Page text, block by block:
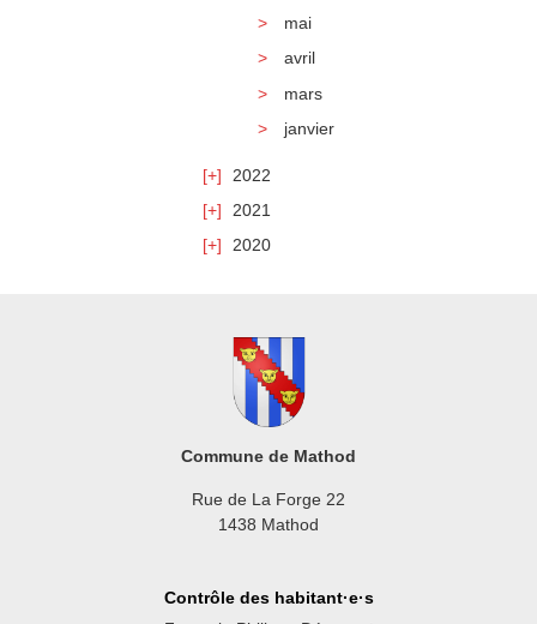
mai
avril
mars
janvier
2022
2021
2020
Commune de Mathod
Rue de La Forge 22
1438 Mathod
Contrôle des habitant·e·s